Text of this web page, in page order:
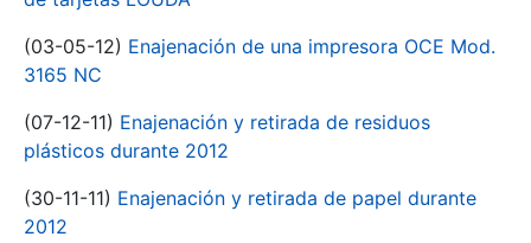
(03-05-12) Enajenación de una impresora OCE Mod.
3165 NC
(07-12-11) Enajenación y retirada de residuos
plásticos durante 2012
(30-11-11) Enajenación y retirada de papel durante
2012